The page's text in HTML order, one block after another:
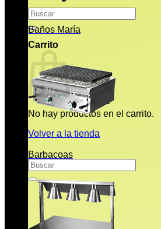
Buscar
por:
Carrito
No hay productos en el carrito.
Volver a la tienda
Buscar
por:
Baños María
Barbacoas